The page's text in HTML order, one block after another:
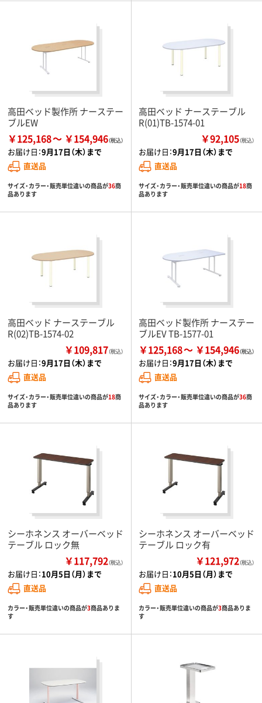
高田ベッド製作所 ナーステー
ブルEW
￥125,168 ￥154,946
お届け日：9月17日（木）まで
直送品
サイズ・カラー・販売単位違いの商品が36商
品あります
高田ベッド ナーステーブル
R(01)TB-1574-01
￥92,105（税込）
お届け日：9月17日（木）まで
直送品
サイズ・カラー・販売単位違いの商品が18商
品あります
高田ベッド ナーステーブル
R(02)TB-1574-02
￥109,817（税込）
お届け日：9月17日（木）まで
直送品
サイズ・カラー・販売単位違いの商品が18商
品あります
高田ベッド製作所 ナーステー
ブルEV TB-1577-01
￥125,168 ￥154,946
お届け日：9月17日（木）まで
直送品
サイズ・カラー・販売単位違いの商品が36商
品あります
シーホネンス オーバーベッド
テーブル ロック無
￥117,792（税込）
お届け日：10月5日（月）まで
直送品
カラー・販売単位違いの商品が3商品ありま
す
シーホネンス オーバーベッド
テーブル ロック有
￥121,972（税込）
お届け日：10月5日（月）まで
直送品
カラー・販売単位違いの商品が3商品ありま
す